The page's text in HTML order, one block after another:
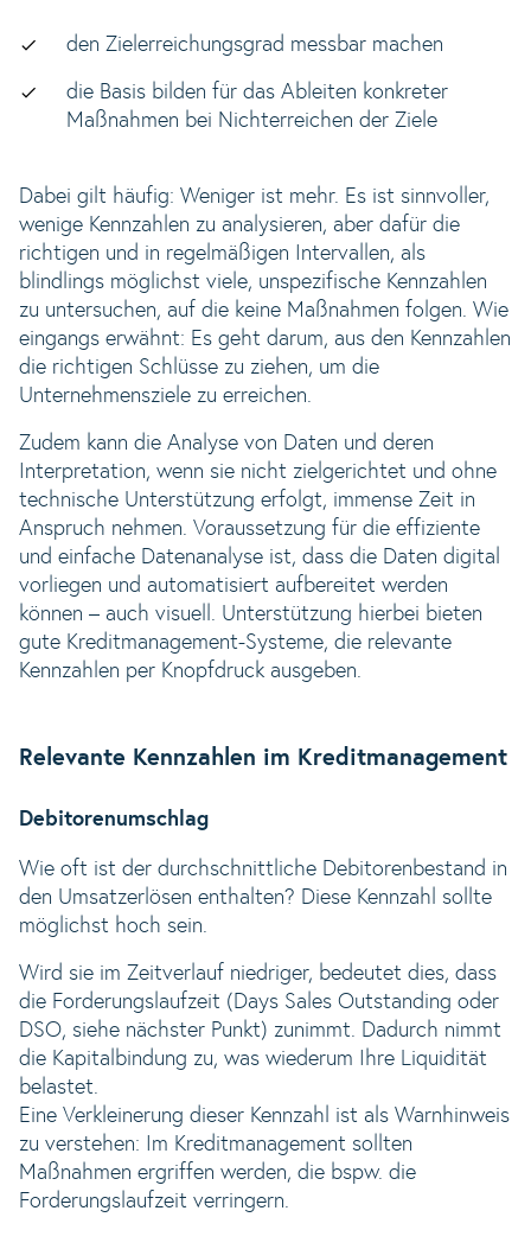
den Zielerreichungsgrad messbar machen
die Basis bilden für das Ableiten konkreter
Maßnahmen bei Nichterreichen der Ziele
Dabei gilt häufig: Weniger ist mehr. Es ist sinnvoller,
wenige Kennzahlen zu analysieren, aber dafür die
richtigen und in regelmäßigen Intervallen, als
blindlings möglichst viele, unspezifische Kennzahlen
zu untersuchen, auf die keine Maßnahmen folgen. Wie
eingangs erwähnt: Es geht darum, aus den Kennzahlen
die richtigen Schlüsse zu ziehen, um die
Unternehmensziele zu erreichen.
Zudem kann die Analyse von Daten und deren
Interpretation, wenn sie nicht zielgerichtet und ohne
technische Unterstützung erfolgt, immense Zeit in
Anspruch nehmen. Voraussetzung für die effiziente
und einfache Datenanalyse ist, dass die Daten digital
vorliegen und automatisiert aufbereitet werden
können – auch visuell. Unterstützung hierbei bieten
gute Kreditmanagement-Systeme, die relevante
Kennzahlen per Knopfdruck ausgeben.
Relevante Kennzahlen im Kreditmanagement
Debitorenumschlag
Wie oft ist der durchschnittliche Debitorenbestand in
den Umsatzerlösen enthalten? Diese Kennzahl sollte
möglichst hoch sein.
Wird sie im Zeitverlauf niedriger, bedeutet dies, dass
die Forderungslaufzeit (Days Sales Outstanding oder
DSO, siehe nächster Punkt) zunimmt. Dadurch nimmt
die Kapitalbindung zu, was wiederum Ihre Liquidität
belastet.
Eine Verkleinerung dieser Kennzahl ist als Warnhinweis
zu verstehen: Im Kreditmanagement sollten
Maßnahmen ergriffen werden, die bspw. die
Forderungslaufzeit verringern.